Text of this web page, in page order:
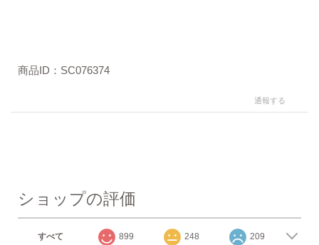
商品ID：SC076374
通報する
ショップの評価
すべて 899 248 209